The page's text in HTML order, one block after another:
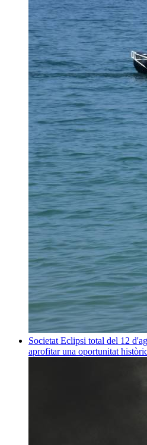
Societat Eclipsi total del 12
aprofitar una oportunitat